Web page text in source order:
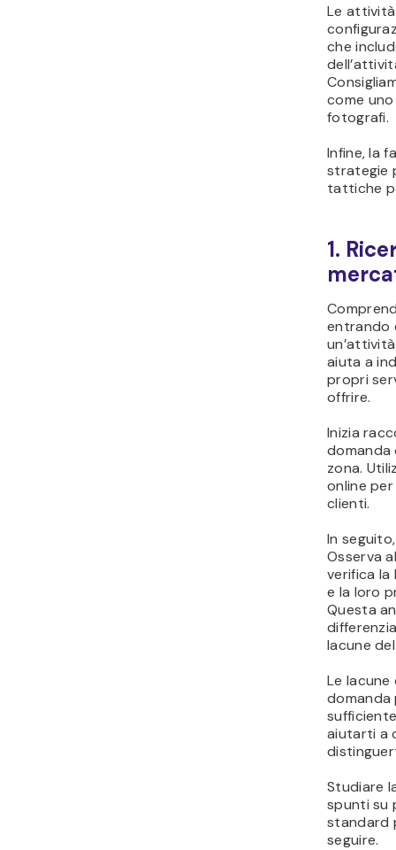
Le
che
come
fotografi.
Infine, la
strategie
tattiche
1.
entrando
aiuta a
propri
offrire.
Inizia
domanda
zona.
online
clienti.
In
Osserva
verifica
e la loro
Questa
lacune
Le lacune
domanda
aiutarti a
Studiare
spunti su
standard
seguire.